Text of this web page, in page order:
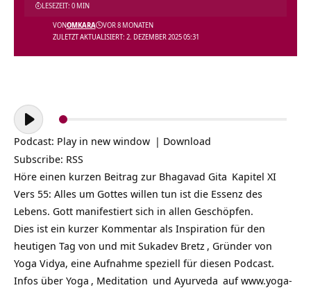
ZULETZT AKTUALISIERT: 2. DEZEMBER 2025 05:31
VONOMKARA VOR 8 MONATEN
LESEZEIT: 0 MIN
Audio-
Player
Podcast: Play in new window | Download
Subscribe: RSS
Höre einen kurzen Beitrag zur Bhagavad Gita Kapitel XI
Vers 55: Alles um Gottes willen tun ist die Essenz des
Lebens. Gott manifestiert sich in allen Geschöpfen.
Dies ist ein kurzer Kommentar als Inspiration für den
heutigen Tag von und mit Sukadev Bretz , Gründer von
Yoga Vidya, eine Aufnahme speziell für diesen Podcast.
Infos über Yoga , Meditation und Ayurveda aufwww.yoga-